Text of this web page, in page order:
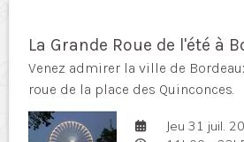
La Grande Roue de l'été à
Venez admirer la ville de
roue de la place des Quinconces.
Jeu 31 juil.